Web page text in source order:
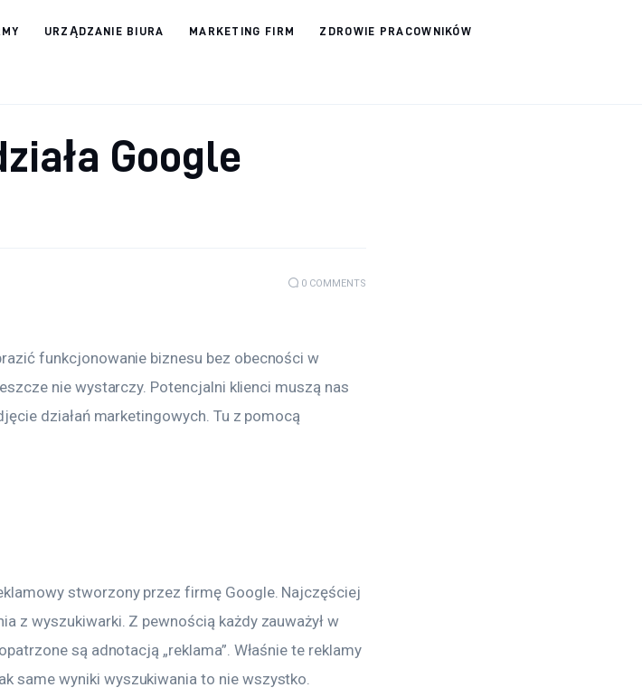
URZĄDZANIE BIURA MARKETING FIRM ZDROWIE PRACOWNIKÓW
Google
0 COMMENTS
funkcjonowanie biznesu bez obecności w
nie wystarczy. Potencjalni klienci muszą nas
działań marketingowych. Tu z pomocą
stworzony przez firmę Google. Najczęściej
z wyszukiwarki. Z pewnością każdy zauważył w
są adnotacją „reklama”. Właśnie te reklamy
same wyniki wyszukiwania to nie wszystko.